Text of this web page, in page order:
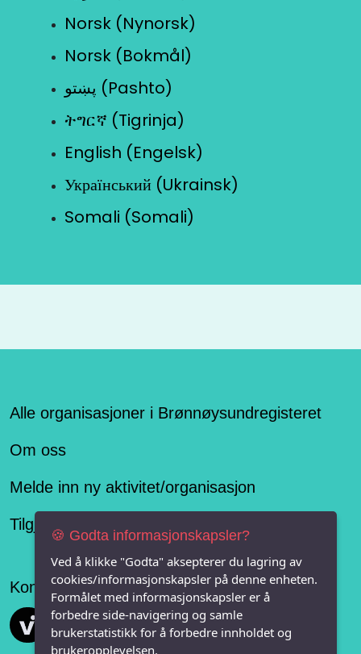
Norsk (Nynorsk)
Norsk (Bokmål)
پښتو (Pashto)
ትግርኛ (Tigrinja)
English (Engelsk)
Український (Ukrainsk)
Somali (Somali)
Alle organisasjoner i Brønnøysundregisteret
Om oss
Melde inn ny aktivitet/organisasjon
Tilgjengelighetserklæring
Konseptet er levert av
Vi FRITID
🍪 Godta informasjonskapsler?
Ved å klikke "Godta" aksepterer du lagring av
cookies/informasjonskapsler på denne enheten.
Formålet med informasjonskapsler er å
forbedre side-navigering og samle
brukerstatistikk for å forbedre innholdet og
brukeropplevelsen.